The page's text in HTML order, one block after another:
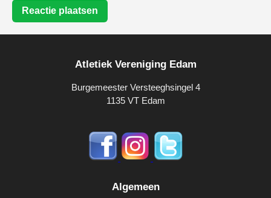
Reactie plaatsen
Atletiek Vereniging Edam
Burgemeester Versteeghsingel 4
1135 VT Edam
Algemeen